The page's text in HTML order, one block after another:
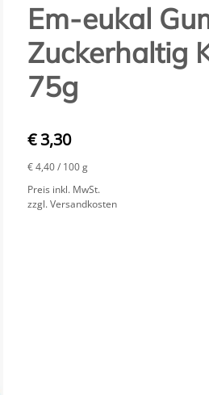
Em-eukal
Zuckerhaltig
75g
€ 3,30
€ 4,40/ 100 g
Preis inkl. MwSt.
zzgl. Versandkosten